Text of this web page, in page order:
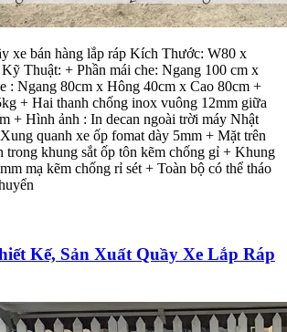
xe bán hàng lắp ráp Kích Thước: W80 x
Thuật: + Phần mái che: Ngang 100 cm x
: Ngang 80cm x Hông 40cm x Cao 80cm +
+ Hai thanh chống inox vuông 12mm giữa
+ Hình ảnh : In decan ngoài trời máy Nhật
quanh xe ốp fomat dày 5mm + Mặt trên
trong khung sắt ốp tôn kẽm chống gỉ + Khung
mạ kẽm chống rỉ sét + Toàn bộ có thể tháo
Kế, Sản Xuất Quầy Xe Lắp Ráp